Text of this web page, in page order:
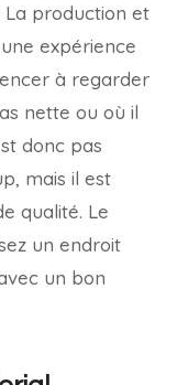
La production et
expérience
à regarder
nette ou où il
donc pas
mais il est
qualité. Le
un endroit
un bon